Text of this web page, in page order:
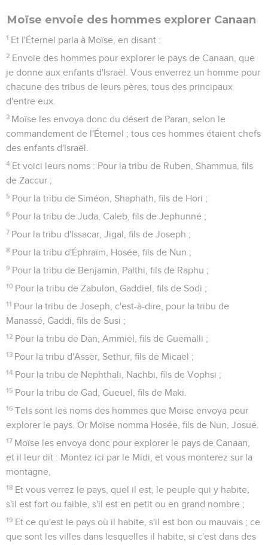
Moïse envoie des hommes explorer Canaan
1 Et l'Éternel parla à Moïse, en disant :
2 Envoie des hommes pour explorer le pays de Canaan, que
je donne aux enfants d'Israël. Vous enverrez un homme pour
chacune des tribus de leurs pères, tous des principaux
d'entre eux.
3 Moïse les envoya donc du désert de Paran, selon le
commandement de l'Éternel ; tous ces hommes étaient chefs
des enfants d'Israël.
4 Et voici leurs noms : Pour la tribu de Ruben, Shammua, fils
de Zaccur ;
5 Pour la tribu de Siméon, Shaphath, fils de Hori ;
6 Pour la tribu de Juda, Caleb, fils de Jephunné ;
7 Pour la tribu d'Issacar, Jigal, fils de Joseph ;
8 Pour la tribu d'Éphraïm, Hosée, fils de Nun ;
9 Pour la tribu de Benjamin, Palthi, fils de Raphu ;
10 Pour la tribu de Zabulon, Gaddiel, fils de Sodi ;
11 Pour la tribu de Joseph, c'est-à-dire, pour la tribu de
Manassé, Gaddi, fils de Susi ;
12 Pour la tribu de Dan, Ammiel, fils de Guemalli ;
13 Pour la tribu d'Asser, Sethur, fils de Micaël ;
14 Pour la tribu de Nephthali, Nachbi, fils de Vophsi ;
15 Pour la tribu de Gad, Gueuel, fils de Maki.
16 Tels sont les noms des hommes que Moïse envoya pour
explorer le pays. Or Moïse nomma Hosée, fils de Nun, Josué.
17 Moïse les envoya donc pour explorer le pays de Canaan,
et il leur dit : Montez ici par le Midi, et vous monterez sur la
montagne,
18 Et vous verrez le pays, quel il est, le peuple qui y habite,
s'il est fort ou faible, s'il est en petit ou en grand nombre ;
19 Et ce qu'est le pays où il habite, s'il est bon ou mauvais ; ce
que sont les villes dans lesquelles il habite, si c'est dans des